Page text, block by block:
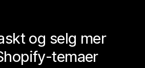
og selg mer
temaer